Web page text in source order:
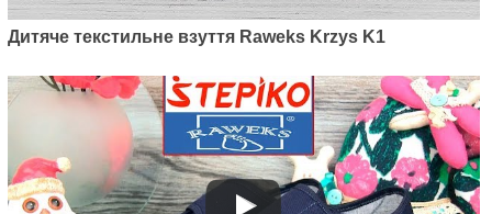
Дитяче текстильне взуття Raweks Krzys K1